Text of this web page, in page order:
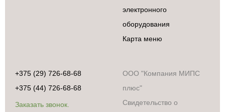
электронного
оборудования
Карта меню
+375 (29) 726-68-68
+375 (44) 726-68-68
Заказать звонок.
ООО "Компания МИПС
плюс"
Свидетельство о